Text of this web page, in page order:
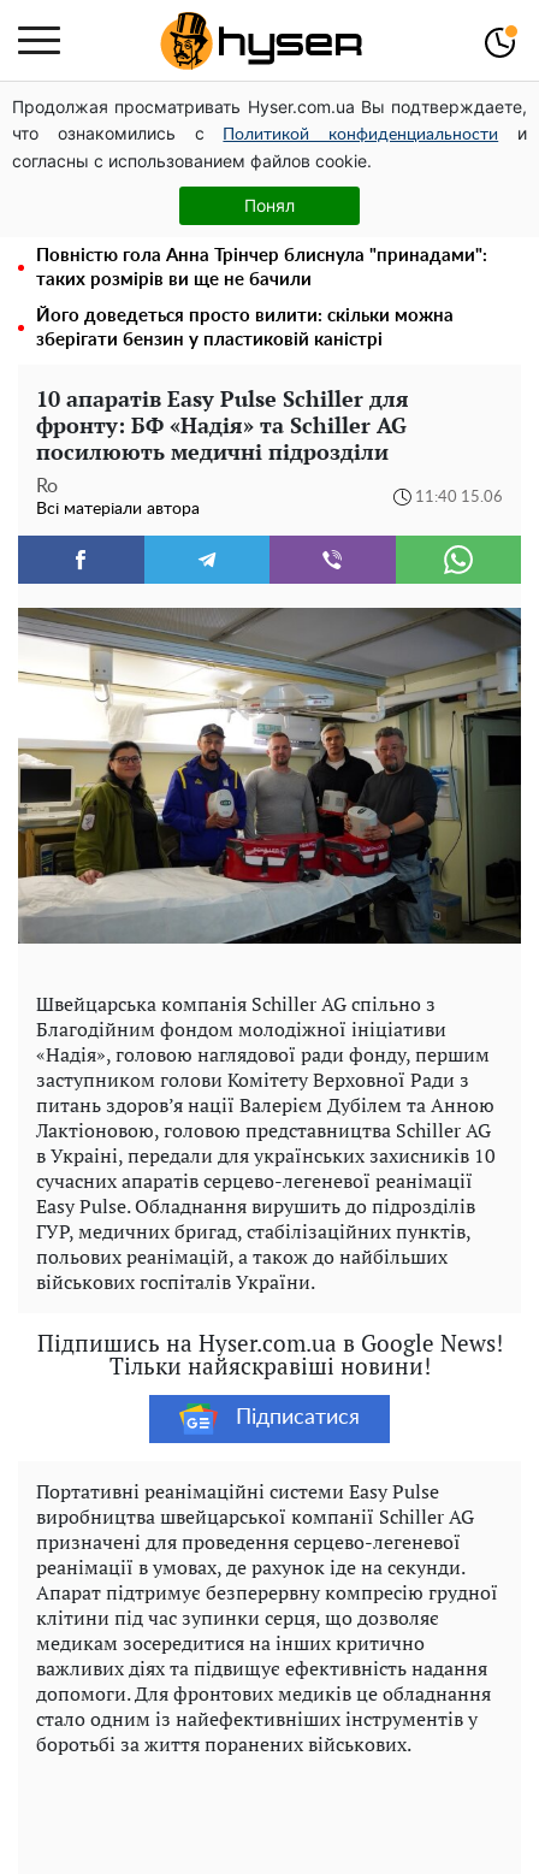
Продолжая просматривать Hyser.com.ua Вы подтверждаете,
что ознакомились с
Политикой конфиденциальности
и
согласны с использованием файлов cookie.
Понял
Дрони із націнкою: Олександр Конотопський вивів
мільйони оборонного бюджету через фіктивну фірму в
Естонії
Гола Олена Тополя у цікавих позах змусила відвисати
щелепи: злив відео – було лише початком
Повністю гола Анна Трінчер блиснула "принадами":
таких розмірів ви ще не бачили
Його доведеться просто вилити: скільки можна
зберігати бензин у пластиковій каністрі
10 апаратів Easy Pulse Schiller для
фронту: БФ «Надія» та Schiller AG
посилюють медичні підрозділи
Ro
Всі матеріали автора
11:40 15.06
Швейцарська компанія Schiller AG спільно з
Благодійним фондом молодіжної ініціативи
«Надія», головою наглядової ради фонду, першим
заступником голови Комітету Верховної Ради з
питань здоров’я нації Валерієм Дубілем та Анною
Лактіоновою, головою представництва Schiller AG
в Украіні, передали для українських захисників 10
сучасних апаратів серцево-легеневої реанімації
Easy Pulse. Обладнання вирушить до підрозділів
ГУР, медичних бригад, стабілізаційних пунктів,
польових реанімацій, а також до найбільших
військових госпіталів України.
Підпишись на Hyser.com.ua в Google News!
Тільки найяскравіші новини!
Підписатися
Портативні реанімаційні системи Easy Pulse
виробництва швейцарської компанії Schiller AG
призначені для проведення серцево-легеневої
реанімації в умовах, де рахунок іде на секунди.
Апарат підтримує безперервну компресію грудної
клітини під час зупинки серця, що дозволяє
медикам зосередитися на інших критично
важливих діях та підвищує ефективність надання
допомоги. Для фронтових медиків це обладнання
стало одним із найефективніших інструментів у
боротьбі за життя поранених військових.